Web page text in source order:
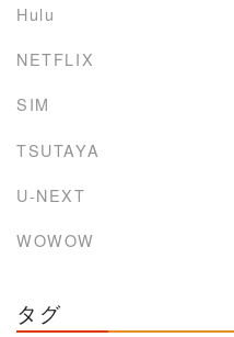
Hulu
NETFLIX
SIM
TSUTAYA
U-NEXT
WOWOW
タグ